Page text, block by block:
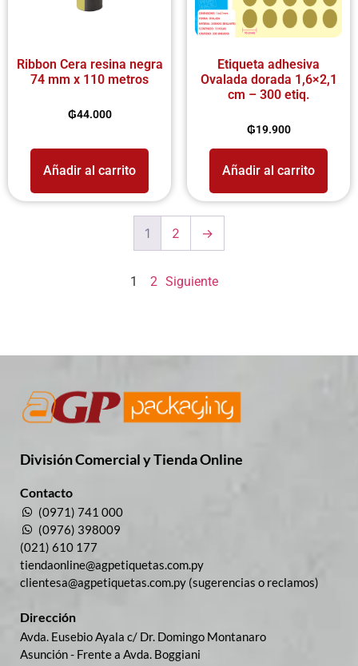
Ribbon Cera resina negra
74 mm x 110 metros
₲44.000
Añadir al carrito
Etiqueta adhesiva
Ovalada dorada 1,6×2,1
cm – 300 etiq.
₲19.900
Añadir al carrito
1 2 →
1 2 Siguiente
División Comercial​ y Tienda Online
Contacto
(0971) 741 000
(0976) 398009
(021) 610 177
tiendaonline@agpetiquetas.com.py
clientesa@agpetiquetas.com.py (sugerencias o reclamos)
Dirección
Avda. Eusebio Ayala c/ Dr. Domingo Montanaro
Asunción - Frente a Avda. Boggiani